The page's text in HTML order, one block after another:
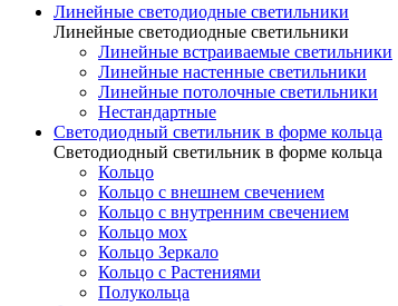
Линейные светодиодные светильники
Линейные светодиодные светильники
Линейные встраиваемые светильники
Линейные настенные светильники
Линейные потолочные светильники
Нестандартные
Светодиодный светильник в форме кольца
Светодиодный светильник в форме кольца
Кольцо
Кольцо с внешнем свечением
Кольцо с внутренним свечением
Кольцо мох
Кольцо Зеркало
Кольцо с Растениями
Полукольца